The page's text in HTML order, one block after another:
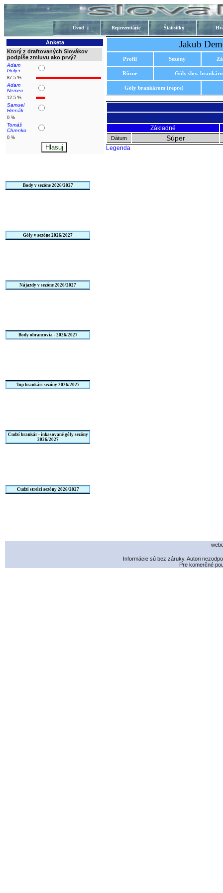
Úvod Reprezentácie Štatistiky
Anketa
Ktorý z draftovaných Slovákov
podpíše zmluvu ako prvý?
Adam
Goljer
87.5 %
Adam
Nemec
12.5 %
Samuel
Hrenák
0 %
Tomáš
Chrenko
0 %
Body v sezóne 2026/2027
Góly v sezóne 2026/2027
Nájazdy v sezóne 2026/2027
Body obrancovia - 2026/2027
Top brankári sezóny 2026/2027
Cudzí brankár - inkasované góly sezóny
2026/2027
Cudzí strelci sezóny 2026/2027
Jakub
Profil Sezóny
Rôzne Góly slov.
Góly brankárom (repre)
Základné
Dátum Súper
Legenda
Informácie sú bez záruky. Autori
Pre komerčné